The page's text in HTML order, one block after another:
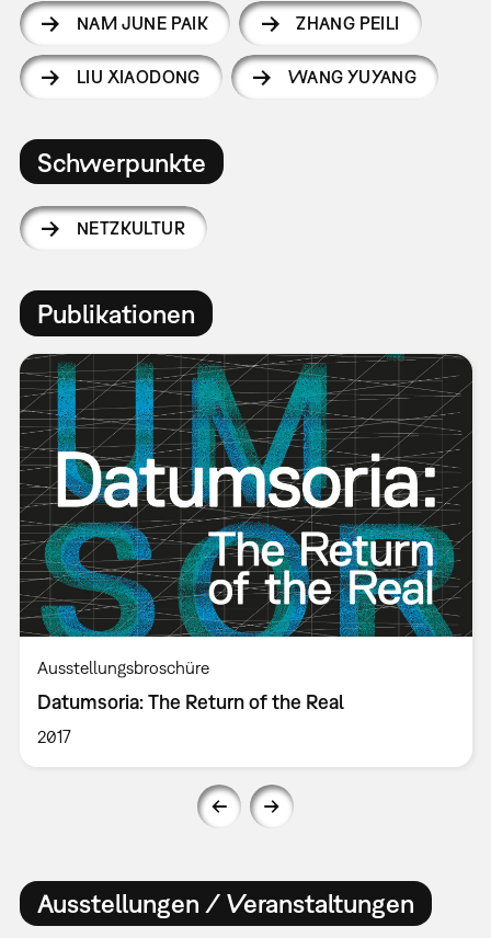
NAM JUNE PAIK ZHANG PEILI
LIU XIAODONG WANG YUYANG
Schwerpunkte
NETZKULTUR
Publikationen
Ausstellungsbroschüre
Datumsoria: The Return of the Real
2017
Ausstellungen / Veranstaltungen